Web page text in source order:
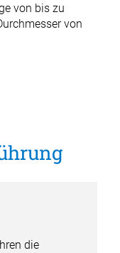
von bis zu
von
die